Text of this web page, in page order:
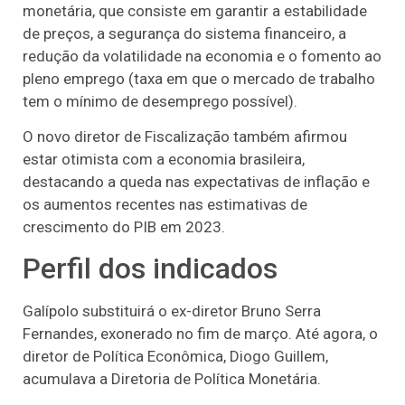
monetária, que consiste em garantir a estabilidade
de preços, a segurança do sistema financeiro, a
redução da volatilidade na economia e o fomento ao
pleno emprego (taxa em que o mercado de trabalho
tem o mínimo de desemprego possível).
O novo diretor de Fiscalização também afirmou
estar otimista com a economia brasileira,
destacando a queda nas expectativas de inflação e
os aumentos recentes nas estimativas de
crescimento do PIB em 2023.
Perfil dos indicados
Galípolo substituirá o ex-diretor Bruno Serra
Fernandes, exonerado no fim de março. Até agora, o
diretor de Política Econômica, Diogo Guillem,
acumulava a Diretoria de Política Monetária.